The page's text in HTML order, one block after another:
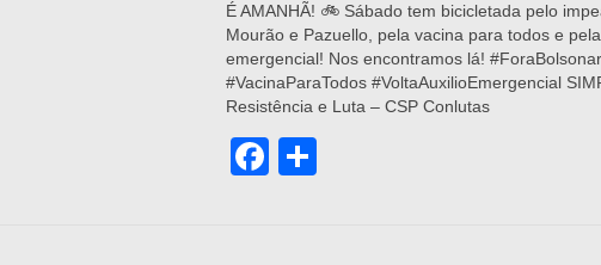
É AMANHÃ! 🚲 Sábado tem bicicletada pelo
Mourão e Pazuello, pela vacina para todos e
emergencial! Nos encontramos lá!
#VacinaParaTodos #VoltaAuxilioEmergencial
Resistência e Luta – CSP Conlutas
Facebook